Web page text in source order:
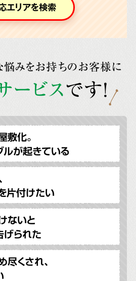
エリアを検索
悩みをお持ちのお客様に
ービスです!
敷化。
ルが起きている
片付けたい
ないと
げられた
くされ、